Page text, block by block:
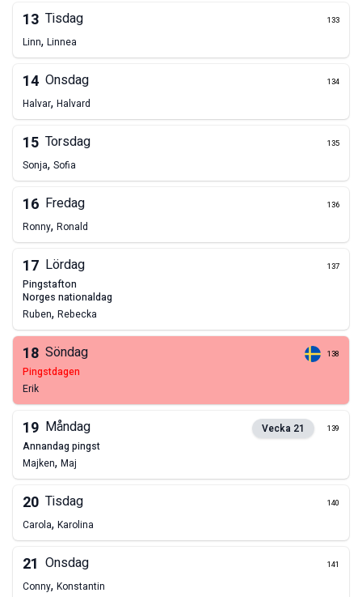
13 Tisdag 133
Linn, Linnea
14 Onsdag 134
Halvar, Halvard
15 Torsdag 135
Sonja, Sofia
16 Fredag 136
Ronny, Ronald
17 Lördag 137
pingstafton
norges nationaldag
Ruben, Rebecka
18 Söndag 138
pingstdagen
Erik
19 Måndag Vecka 21 139
annandag pingst
Majken, Maj
20 Tisdag 140
Carola, Karolina
21 Onsdag 141
Conny, Konstantin